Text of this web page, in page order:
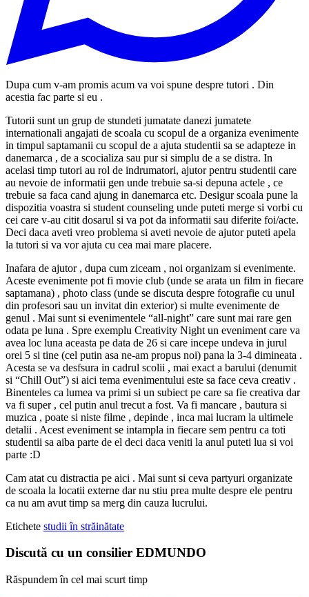
Dupa cum v-am promis acum va voi spune despre tutori . Din
acestia fac parte si eu .
Tutorii sunt un grup de stundeti jumatate danezi jumatete
internationali angajati de scoala cu scopul de a organiza evenimente
in timpul saptamanii cu scopul de a ajuta studentii sa se adapteze in
danemarca , de a scocializa sau pur si simplu de a se distra. In
acelasi timp tutori au rol de indrumatori, ajutor pentru studentii care
au nevoie de informatii gen unde trebuie sa-si depuna actele , ce
trebuie sa faca cand ajung in danemarca etc. Desigur scoala pune la
dispozitia voastra si student counseling unde puteti merge si vorbi cu
cei care v-au citit dosarul si va pot da informatii sau diferite foi/acte.
Deci daca aveti vreo problema si aveti nevoie de ajutor puteti apela
la tutori si va vor ajuta cu cea mai mare placere.
Inafara de ajutor , dupa cum ziceam , noi organizam si evenimente.
Aceste evenimente pot fi movie club (unde se arata un film in fiecare
saptamana) , photo class (unde se discuta despre fotografie cu unul
din profesori sau un invitat din exterior) si multe evenimente de
genul . Mai sunt si evenimentele “all-night” care sunt mai rare gen
odata pe luna . Spre exemplu Creativity Night un eveniment care va
avea loc luna aceasta pe data de 26 si care incepe undeva in jurul
orei 5 si tine (cel putin asa ne-am propus noi) pana la 3-4 dimineata .
Acesta se va desfsura in cadrul scolii , mai exact a barului (denumit
si “Chill Out”) si aici tema evenimentului este sa face ceva creativ .
Binenteles ca lumea va primi si un subiect pe care sa fie creativa dar
va fi super , cel putin anul trecut a fost. Va fi mancare , bautura si
muzica , poate si niste filme , depinde , inca mai lucram la ultimele
detalii . Acest eveniment se intampla in fiecare sem pentru ca toti
studentii sa aiba parte de el deci daca veniti la anul puteti lua si voi
parte :D
Cam atat cu distractia pe aici . Mai sunt si ceva partyuri organizate
de scoala la locatii externe dar nu stiu prea multe despre ele pentru
ca nu am avut timp sa merg din cauza lucrului.
Etichete studii în străinătate
Discută cu un consilier EDMUNDO
Răspundem în cel mai scurt timp